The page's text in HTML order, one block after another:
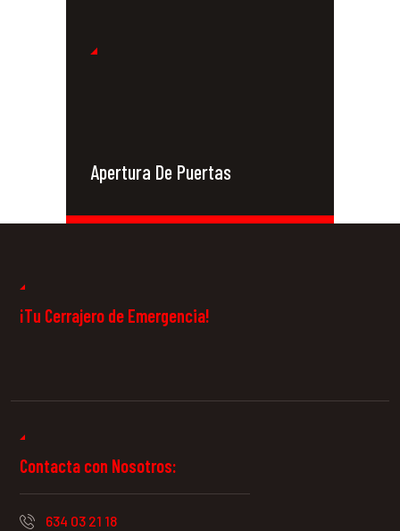
Apertura De Puertas
¡Tu Cerrajero de Emergencia!
Contacta con Nosotros:
634 03 21 18